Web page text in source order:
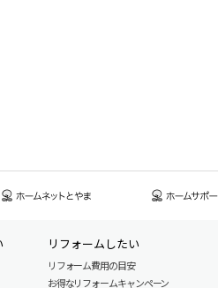
リフォームしたい
リフォーム費用の目安
お得なリフォームキャンペーン